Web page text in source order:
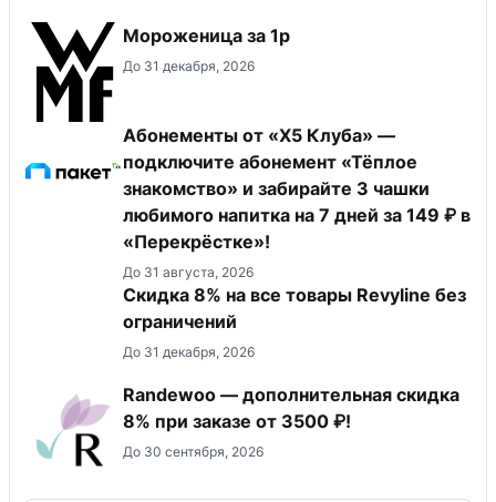
Мороженица за 1р
До 31 декабря, 2026
Абонементы от «Х5 Клуба» —
подключите абонемент «Тёплое
знакомство» и забирайте 3 чашки
любимого напитка на 7 дней за 149 ₽ в
«Перекрёстке»!
До 31 августа, 2026
​Скидка 8% на все товары Revyline без
ограничений
До 31 декабря, 2026
Randewoo — дополнительная скидка
8% при заказе от 3500 ₽!
До 30 сентября, 2026